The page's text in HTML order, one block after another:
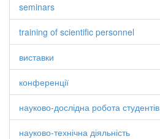
seminars
training of scientific personnel
виставки
конференції
науково-дослідна робота студентів
науково-технічна діяльність